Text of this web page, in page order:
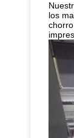
los